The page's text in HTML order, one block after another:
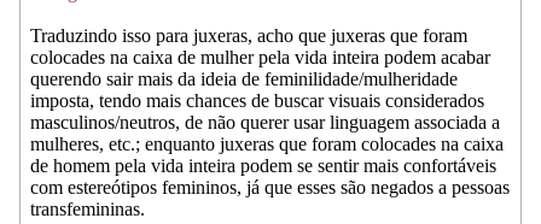
Traduzindo isso para juxeras, acho que juxeras que foram
colocades na caixa de mulher pela vida inteira podem acabar
querendo sair mais da ideia de feminilidade/mulheridade
imposta, tendo mais chances de buscar visuais considerados
masculinos/neutros, de não querer usar linguagem associada a
mulheres, etc.; enquanto juxeras que foram colocades na caixa
de homem pela vida inteira podem se sentir mais confortáveis
com estereótipos femininos, já que esses são negados a pessoas
transfemininas.